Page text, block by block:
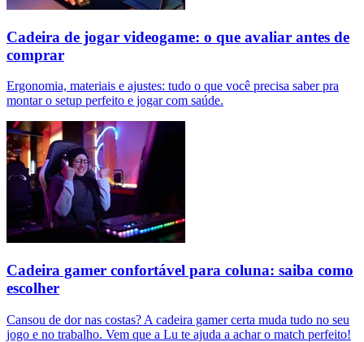
Cadeira de jogar videogame: o que avaliar antes de
comprar
Ergonomia, materiais e ajustes: tudo o que você precisa saber pra
montar o setup perfeito e jogar com saúde.
Cadeira gamer confortável para coluna: saiba como
escolher
Cansou de dor nas costas? A cadeira gamer certa muda tudo no seu
jogo e no trabalho. Vem que a Lu te ajuda a achar o match perfeito!